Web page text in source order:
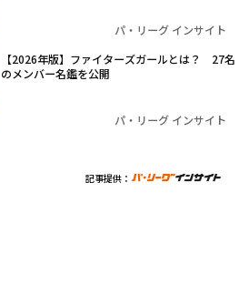
パ・リーグ インサイト
【2026年版】ファイターズガールとは？ 27名
のメンバー名鑑を公開
パ・リーグ インサイト
記事提供：